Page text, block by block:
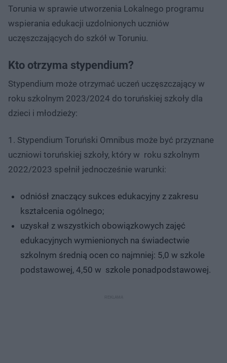
Torunia w sprawie utworzenia Lokalnego programu
wspierania edukacji uzdolnionych uczniów
uczęszczających do szkół w Toruniu.
Kto otrzyma stypendium?
Stypendium może otrzymać uczeń uczęszczający w
roku szkolnym 2023/2024 do toruńskiej szkoły dla
dzieci i młodzieży:
1. Stypendium Toruński Omnibus może być przyznane
uczniowi toruńskiej szkoły, który w roku szkolnym
2022/2023 spełnił jednocześnie warunki:
odniósł znaczący sukces edukacyjny z zakresu
kształcenia ogólnego;
uzyskał z wszystkich obowiązkowych zajęć
edukacyjnych wymienionych na świadectwie
szkolnym średnią ocen co najmniej: 5,0 w szkole
podstawowej, 4,50 w szkole ponadpodstawowej.